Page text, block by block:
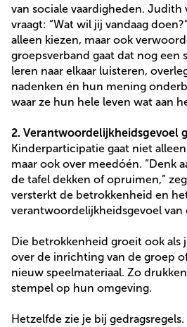
van sociale vaardigheden. Judith
vraagt: “Wat wil jij vandaag
alleen kiezen, maar ook
groepsverband gaat dat nog een
leren naar elkaar luisteren,
nadenken én hun mening
waar ze hun hele leven wat aan
2. Verantwoordelijkheidsgevoel
Kinderparticipatie gaat niet
maar ook over meedóén. “Denk
de tafel dekken of opruimen,”
versterkt de betrokkenheid en
verantwoordelijkheidsgevoel van
Die betrokkenheid groeit ook als
over de inrichting van de groep
nieuw speelmateriaal. Zo
stempel op hun omgeving.
Hetzelfde zie je bij